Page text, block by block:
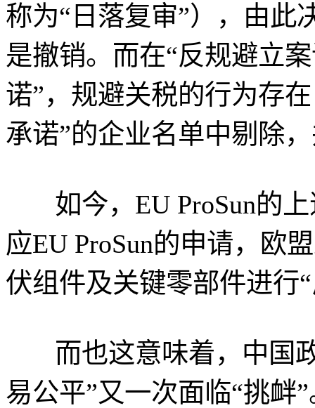
称为“日落复审”），由此
是撤销。而在“反规避立
诺”，规避关税的行为存
承诺”的企业名单中剔除
如今，EU ProSun的
应EU ProSun的申请，欧
伏组件及关键零部件进行
而也这意味着，中国
易公平”又一次面临“挑衅